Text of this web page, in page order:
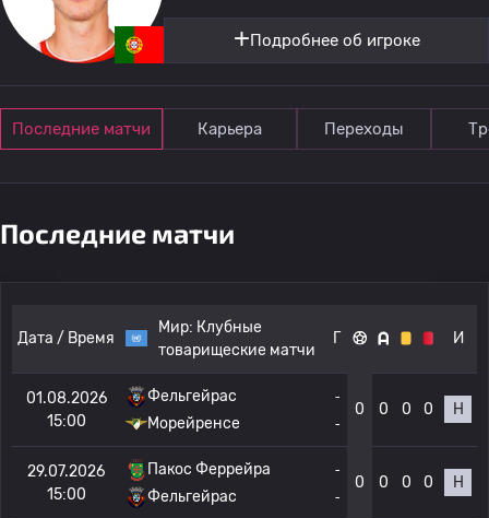
Подробнее об игроке
Последние матчи Карьера Переходы
Последние матчи
Дата / Время
Мир: Клубные
товарищеские матчи
Г И
01.08.2026
15:00
Фельгейрас
Морейренсе
-
-
0 0 0 0 Н
29.07.2026
15:00
Пакос Феррейра
Фельгейрас
-
-
0 0 0 0 Н